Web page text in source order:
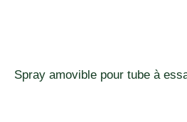
Spray amovible pour tube à